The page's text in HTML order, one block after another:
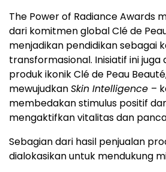
The Power of Radiance Awards
dari komitmen global Clé de
menjadikan pendidikan sebagai
transformasional. Inisiatif ini juga
produk ikonik Clé de Peau
mewujudkanSkin Intelligence –
membedakan stimulus positif
mengaktifkan vitalitas dan
Sebagian dari hasil penjualan
dialokasikan untuk mendukung